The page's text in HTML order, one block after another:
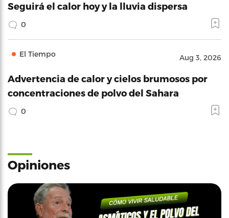
Seguirá el calor hoy y la lluvia dispersa
0
El Tiempo Aug 3, 2026
Advertencia de calor y cielos brumosos por
concentraciones de polvo del Sahara
0
Opiniones